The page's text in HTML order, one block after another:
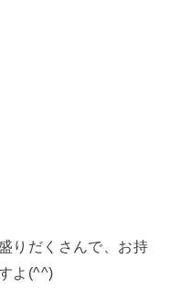
りだくさんで、お持
よ(^^)